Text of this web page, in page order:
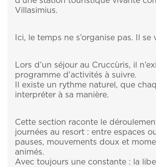
Villasimius.
Ici, le temps ne s’organise pas. Il se
Lors d’un séjour au Cruccùris, il
programme d’activités à suivre.
Il existe un rythme naturel, que
interpréter à sa manière.
Cette section raconte le
journées au resort : entre espaces
pauses, mouvements doux et
animés.
Avec toujours une constante : la